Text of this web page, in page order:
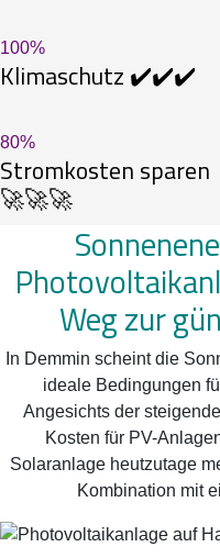
100%
Klimaschutz ✔️✔️✔️
80%
Stromkosten sparen
🚀🚀🚀
Weg zur
In Demmin scheint die
ideale Bedingungen
Angesichts der
Kosten für PV-
Solaranlage heutzutage
Kombination mit